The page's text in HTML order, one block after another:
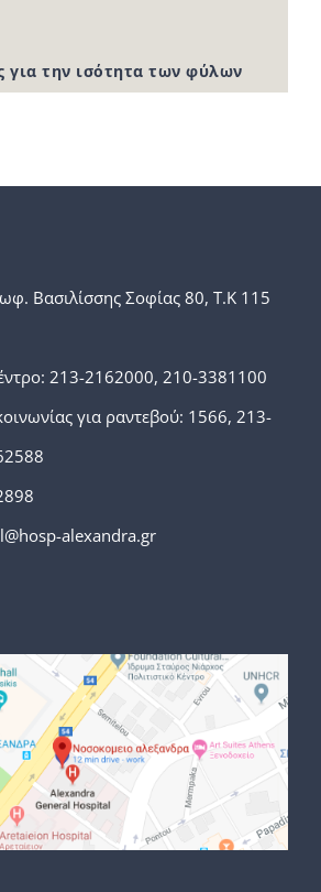
για την ισότητα των φύλων
Βασιλίσσης Σοφίας 80, Τ.Κ 115
213-2162000, 210-3381100
για ραντεβού: 1566, 213-
alexandra.gr